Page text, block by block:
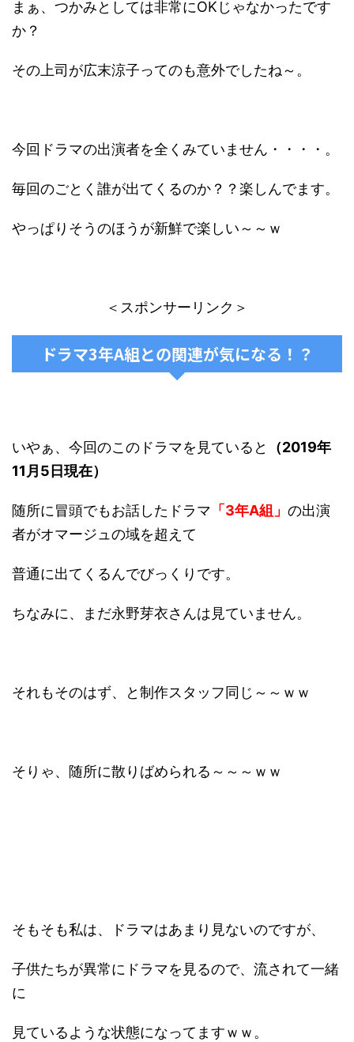
まぁ、つかみとしては非常にOKじゃなかったです
か？
その上司が広末涼子ってのも意外でしたね～。
今回ドラマの出演者を全くみていません・・・・。
毎回のごとく誰が出てくるのか？？楽しんでます。
やっぱりそうのほうが新鮮で楽しい～～ｗ
＜スポンサーリンク＞
ドラマ3年A組との関連が気になる！？
いやぁ、今回のこのドラマを見ていると
（2019年
11月5日現在）
随所に冒頭でもお話したドラマ 「3年A組」 の出演
者がオマージュの域を超えて
普通に出てくるんでびっくりです。
ちなみに、まだ永野芽衣さんは見ていません。
それもそのはず、と制作スタッフ同じ～～ｗｗ
そりゃ、随所に散りばめられる～～～ｗｗ
そもそも私は、ドラマはあまり見ないのですが、
子供たちが異常にドラマを見るので、流されて一緒
に
見ているような状態になってますｗｗ。